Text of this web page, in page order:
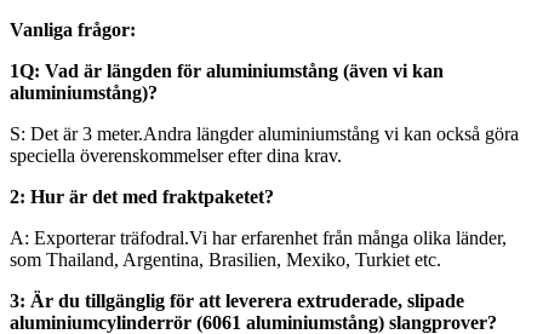
Vanliga frågor:
1Q: Vad är längden för aluminiumstång (även vi kan
aluminiumstång)?
S: Det är 3 meter.Andra längder aluminiumstång vi kan också göra
speciella överenskommelser efter dina krav.
2: Hur är det med fraktpaketet?
A: Exporterar träfodral.Vi har erfarenhet från många olika länder,
som Thailand, Argentina, Brasilien, Mexiko, Turkiet etc.
3: Är du tillgänglig för att leverera extruderade, slipade
aluminiumcylinderrör (6061 aluminiumstång) slangprover?